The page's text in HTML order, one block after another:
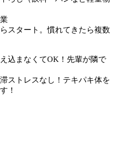
スタート。慣れてきたら複数
込まなくてOK！先輩が隣で
ストレスなし！テキパキ体を
！